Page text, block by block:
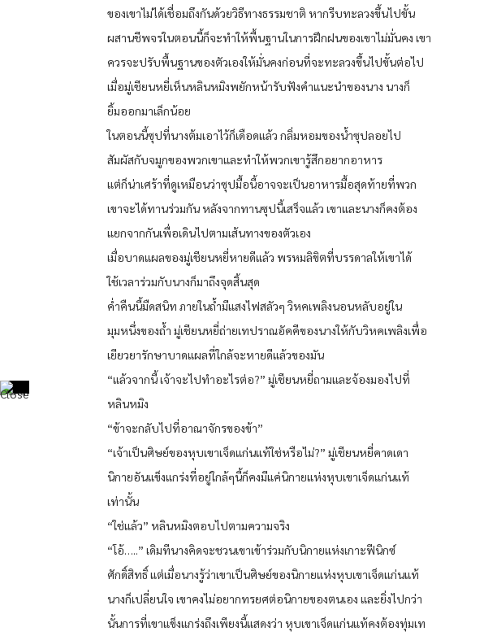
ของเขาไม่ได้เชื่อมถึงกันด้วยวิธีทางธรรมชาติ หากรีบทะลวงขึ้นไปขั้น
ผสานชีพจรในตอนนี้ก็จะทำให้พื้นฐานในการฝึกฝนของเขาไม่มั่นคง เขา
ควรจะปรับพื้นฐานของตัวเองให้มั่นคงก่อนที่จะทะลวงขึ้นไปขั้นต่อไป
เมื่อมู่เชียนหยี่เห็นหลินหมิงพยักหน้ารับฟังคำแนะนำของนาง นางก็
ยิ้มออกมาเล็กน้อย
ในตอนนี้ซุปที่นางต้มเอาไว้ก็เดือดแล้ว กลิ่มหอมของน้ำซุปลอยไป
สัมผัสกับจมูกของพวกเขาและทำให้พวกเขารู้สึกอยากอาหาร
แต่ก็น่าเศร้าที่ดูเหมือนว่าซุปมื้อนี้อาจจะเป็นอาหารมื้อสุดท้ายที่พวก
เขาจะได้ทานร่วมกัน หลังจากทานซุปนี้เสร็จแล้ว เขาและนางก็คงต้อง
แยกจากกันเพื่อเดินไปตามเส้นทางของตัวเอง
เมื่อบาดแผลของมู่เชียนหยี่หายดีแล้ว พรหมลิขิตที่บรรดาลให้เขาได้
ใช้เวลาร่วมกับนางก็มาถึงจุดสิ้นสุด
ค่ำคืนนี้มืดสนิท ภายในถ้ำมีแสงไฟสลัวๆ วิหคเพลิงนอนหลับอยู่ใน
มุมหนึ่งของถ้ำ มู่เชียนหยี่ถ่ายเทปราณอัคคีของนางให้กับวิหคเพลิงเพื่อ
เยียวยารักษาบาดแผลที่ใกล้จะหายดีแล้วของมัน
“แล้วจากนี้ เจ้าจะไปทำอะไรต่อ?” มู่เชียนหยี่ถามและจ้องมองไปที่
หลินหมิง
“ข้าจะกลับไปที่อาณาจักรของข้า”
“เจ้าเป็นศิษย์ของหุบเขาเจ็ดแก่นแท้ใช่หรือไม่?” มู่เชียนหยี่คาดเดา
นิกายอันแข็งแกร่งที่อยู่ใกล้ๆนี้ก็คงมีแค่นิกายแห่งหุบเขาเจ็ดแก่นแท้
เท่านั้น
“ใช่แล้ว” หลินหมิงตอบไปตามความจริง
“โอ้…..” เดิมทีนางคิดจะชวนเขาเข้าร่วมกับนิกายแห่งเกาะฟีนิกซ์
ศักดิ์สิทธิ์ แต่เมื่อนางรู้ว่าเขาเป็นศิษย์ของนิกายแห่งหุบเขาเจ็ดแก่นแท้
นางก็เปลี่ยนใจ เขาคงไม่อยากทรยศต่อนิกายของตนเอง และยิ่งไปกว่า
นั้นการที่เขาแข็งแกร่งถึงเพียงนี้แสดงว่า หุบเขาเจ็ดแก่นแท้คงต้องทุ่มเท